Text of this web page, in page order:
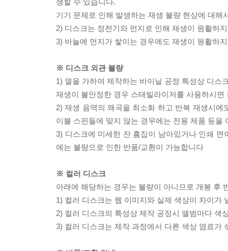
생할 수 있습니다.
기기 문제로 인해 발생하는 재생 불량 현상에 대
2) 디스크는 정전기와 먼지로 인해 재생이 원활하
3) 바늘에 먼지가 쌓이는 경우에도 재생이 원활하
※ 디스크 외관 불량
1) 열을 가하여 제작하는 바이닐 공정 특성상 디스
재생이 불안정한 경우 스태빌라이저를 사용하시
2) 재생 음역의 왜곡을 최소화 하고 반복 재생시
이블 스핀들에 맞지 않는 경우에는 전용 제품 등
3) 디스크에 미세한 잔 흠집이 남아있거나 인쇄
에는 불량으로 인한 반품/교환이 가능합니다
※ 컬러 디스크
아래에 해당하는 경우는 불량이 아니므로 개봉 후
1) 컬러 디스크는 웹 이미지와 실제 색상이 차이가
2) 컬러 디스크의 특성상 제작 공정시 앨범마다 색
3) 컬러 디스크는 제작 과정에서 다른 색상 염료가